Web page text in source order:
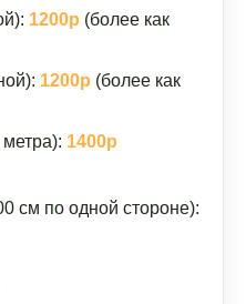
1200р (более как
1200р (более как
1400р
см по одной стороне):